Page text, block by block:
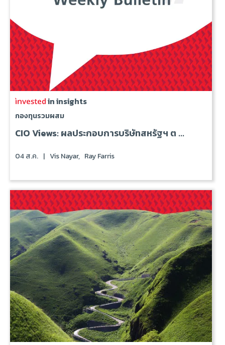
in insights
กองทุนรวมผสม
CIO Views: ผลประกอบการบริษัทสหรัฐฯ ต ...
04 ส.ค. | Vis Nayar, Ray Farris